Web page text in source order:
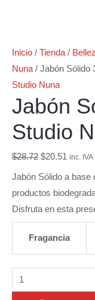
Inicio / Tienda /
Nuna / Jabón Sólido
Studio Nuna
Jabón
Studio
$28.72 $20.51 inc. IVA
Jabón Sólido a base
productos
Disfruta en esta
Fragancia